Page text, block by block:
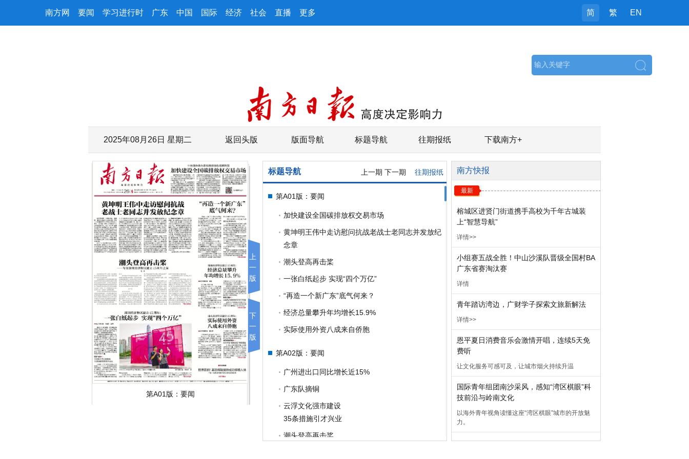
南方网 要闻 学习进行时 广东 中国 国际 经济 社会 直播 更多 简 繁 EN
搜索
2025年08月26日 星期二 返回头版 版面导航 标题导航 往期报纸 下载南方+
上
一
版
下
一
版
第A01版： 要闻
标题导航 上一期 下一期 往期报纸
第A01版：要闻
加快建设全国碳排放权交易市场
黄坤明王伟中走访慰问抗战老战士老同志并发放纪
念章
潮头登高再击桨
一张白纸起步 实现“四个万亿”
“再造一个新广东”底气何来？
经济总量攀升年均增长15.9%
实际使用外资八成来自侨胞
第A02版：要闻
广州进出口同比增长近15%
广东队摘铜
云浮文化强市建设
35条措施引才兴业
潮头登高再击桨
南方快报
最新
榕城区进贤门街道携手高校为千年古城装
上“智慧导航”
详情>>
小组赛五战全胜！中山沙溪队晋级全国村BA
广东省赛淘汰赛
详情
青年踏访湾边，广财学子探索文旅新解法
详情>>
恩平夏日消费音乐会激情开唱，连续5天免
费听
让文化服务可感可及，让城市烟火持续升温
国际青年组团南沙采风，感知“湾区棋眼”科
技前沿与岭南文化
以海外青年视角读懂这座“湾区棋眼”城市的开放魅
力。
视频 | 数字华夏吴为：锚定仿生交互，让人